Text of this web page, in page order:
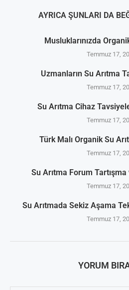
AYRICA ŞUNLARI DA
Musluklarınızda
Temmuz 17,
Uzmanların Su Arıtma
Temmuz 17,
Su Arıtma Cihaz
Temmuz 17,
Türk Malı Organik Su
Temmuz 17,
Su Arıtma Forum
Temmuz 17,
Su Arıtmada Sekiz Aşama
Temmuz 17,
YORUM